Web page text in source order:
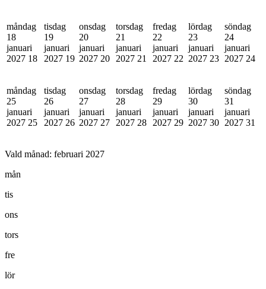
måndag
18
januari
2027 18
tisdag
19
januari
2027 19
onsdag
20
januari
2027 20
torsdag
21
januari
2027 21
fredag
22
januari
2027 22
lördag
23
januari
2027 23
söndag
24
januari
2027 24
måndag
25
januari
2027 25
tisdag
26
januari
2027 26
onsdag
27
januari
2027 27
torsdag
28
januari
2027 28
fredag
29
januari
2027 29
lördag
30
januari
2027 30
söndag
31
januari
2027 31
Vald månad: februari 2027
mån
tis
ons
tors
fre
lör